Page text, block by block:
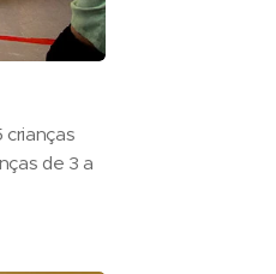
crianças
de 3 a